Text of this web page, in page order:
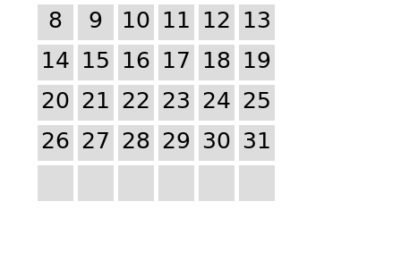
8
9 10 11 12 13
14 15 16 17 18 19
20 21 22 23 24 25
26 27 28 29 30 31